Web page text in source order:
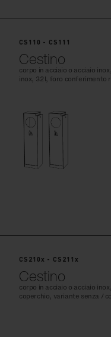
CS110 - CS111
Cestino
corpo in acciaio o acciaio
inox, 32l, foro conferimento
CS210x - CS211x
Cestino
corpo in acciaio o acciaio
coperchio, variante senza /